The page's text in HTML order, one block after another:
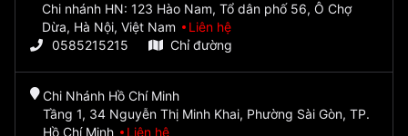
Chi nhánh HN: 123 Hào Nam, Tổ dân phố 56, Ô Chợ
Dừa, Hà Nội, Việt Nam
Liên hệ
0585215215
Chỉ đường
Chi Nhánh Hồ Chí Minh
Tầng 1, 34 Nguyễn Thị Minh Khai, Phường Sài Gòn, TP.
Hồ Chí Minh
Liên hệ